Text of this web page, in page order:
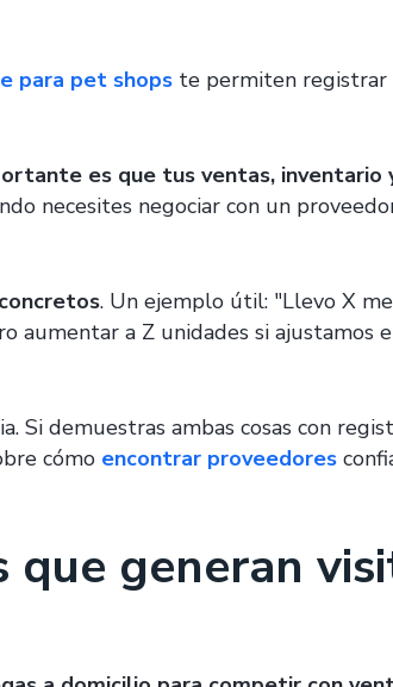
para pet shops te permiten registrar
es que tus ventas, inventario
necesites negociar con un
. Un ejemplo útil: "Llevo X
aumentar a Z unidades si ajustamos
Si demuestras ambas cosas con
cómo encontrar proveedores
que generan